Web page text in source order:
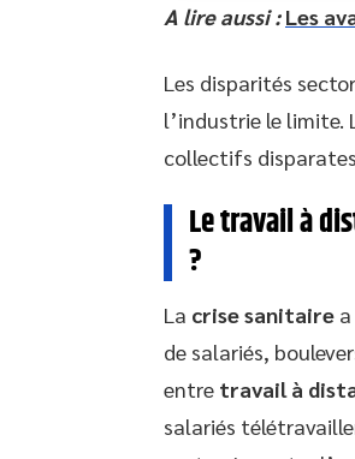
A lire aussi : Les
Les disparités
l’industrie le limite.
collectifs
Le travail à
?
La crise sanitaire
de salariés,
entre travail à
salariés